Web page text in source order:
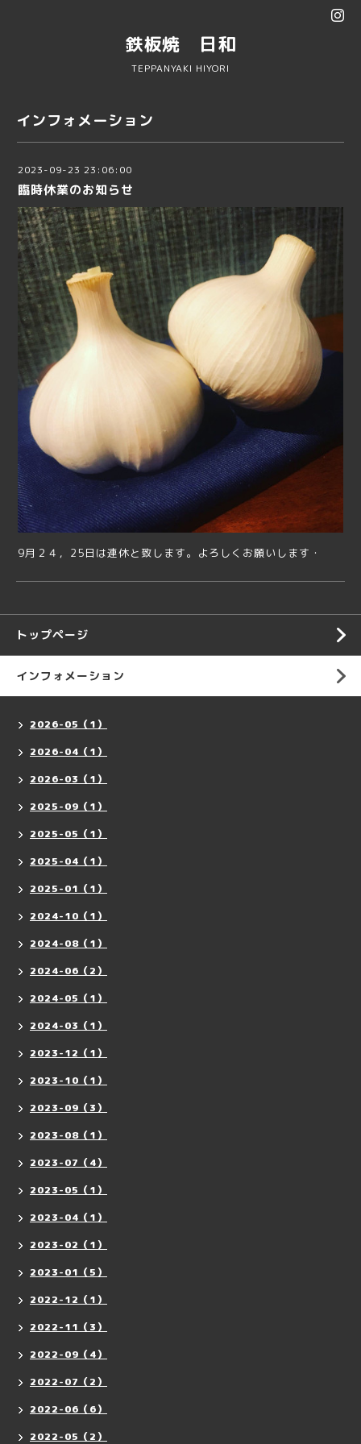
鉄板焼 日和
TEPPANYAKI HIYORI
インフォメーション
2023-09-23 23:06:00
臨時休業のお知らせ
9月２４，25日は連休と致します。よろしくお願いします・
トップページ
インフォメーション
2026-05（1）
2026-04（1）
2026-03（1）
2025-09（1）
2025-05（1）
2025-04（1）
2025-01（1）
2024-10（1）
2024-08（1）
2024-06（2）
2024-05（1）
2024-03（1）
2023-12（1）
2023-10（1）
2023-09（3）
2023-08（1）
2023-07（4）
2023-05（1）
2023-04（1）
2023-02（1）
2023-01（5）
2022-12（1）
2022-11（3）
2022-09（4）
2022-07（2）
2022-06（6）
2022-05（2）